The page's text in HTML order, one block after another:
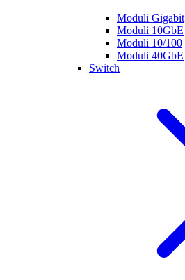
Moduli Gigabit
Moduli 10GbE
Moduli 10/100
Moduli 40GbE
Switch